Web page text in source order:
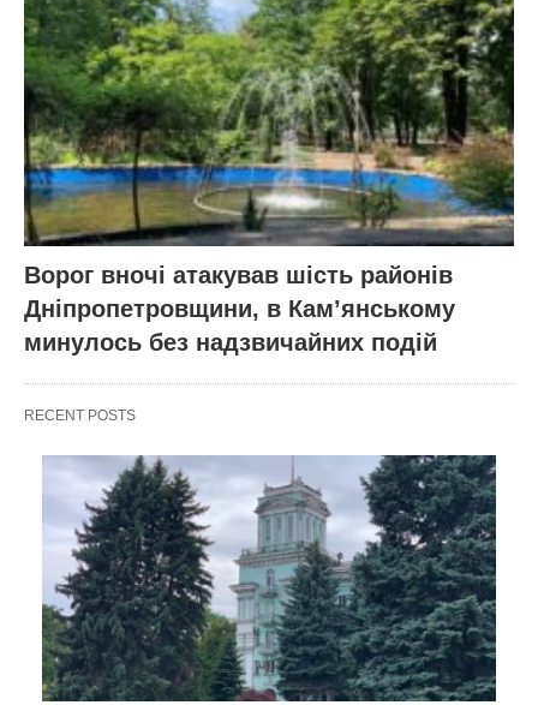
Ворог вночі атакував шість районів
Дніпропетровщини, в Кам’янському
минулось без надзвичайних подій
RECENT POSTS